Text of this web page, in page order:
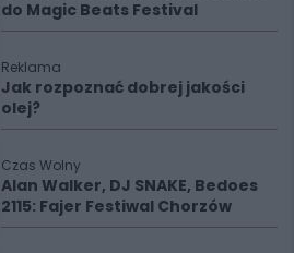
do Magic Beats Festival
Reklama
Jak rozpoznać dobrej jakości
olej?
Czas Wolny
Alan Walker, DJ SNAKE, Bedoes
2115: Fajer Festiwal Chorzów